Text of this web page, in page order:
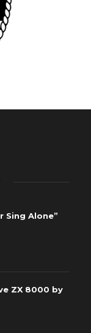
Sing Alone”
ZX 8000 by